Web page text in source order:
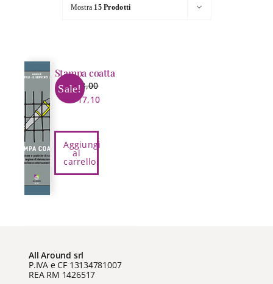
Mostra 15 Prodotti
Sale!
Stampa coatta
€18,00
era:
€ 18,00.
€17,10Il
è:
Aggiungi
al
carrello
All Around srl
P.IVA e CF 13134781007
REA RM 1426517